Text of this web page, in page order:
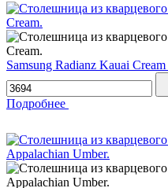
Samsung Radianz Kauai Cream
Подробнее